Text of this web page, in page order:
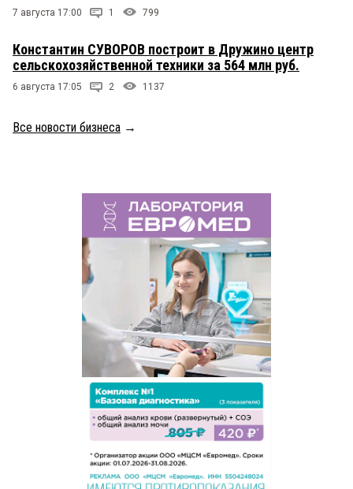
7 августа 17:00 1 799
Константин СУВОРОВ построит в Дружино центр
сельскохозяйственной техники за 564 млн руб.
6 августа 17:05 2 1137
Все новости бизнеса →